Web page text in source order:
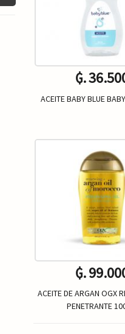
₲.
ACEITE BABY BLUE
₲.
ACEITE DE ARGAN OGX
PENETRANTE